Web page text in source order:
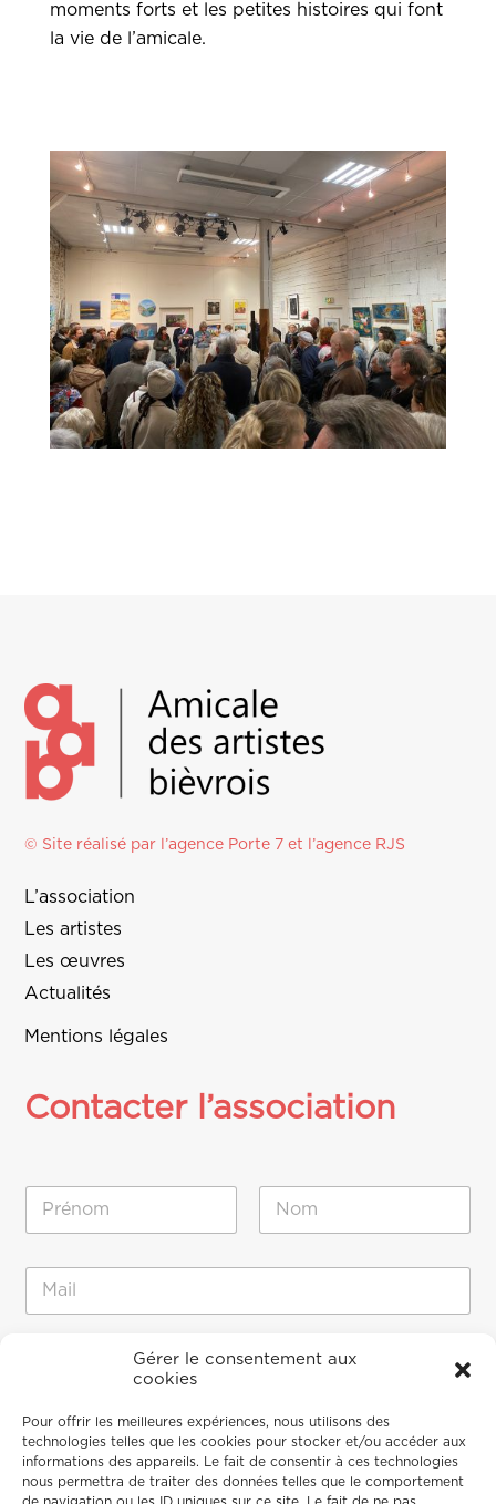
Gérer le consentement aux
cookies
Pour offrir les meilleures expériences, nous utilisons des
technologies telles que les cookies pour stocker et/ou accéder aux
informations des appareils. Le fait de consentir à ces technologies
nous permettra de traiter des données telles que le comportement
moments forts et les petites histoires qui font
la vie de l’amicale.
© Site réalisé par l’agence Porte 7 et l’agence RJS
L’association
Les artistes
Les œuvres
Actualités
Mentions légales
Contacter l’association
m
e
s
s
a
m
s
a
g
e